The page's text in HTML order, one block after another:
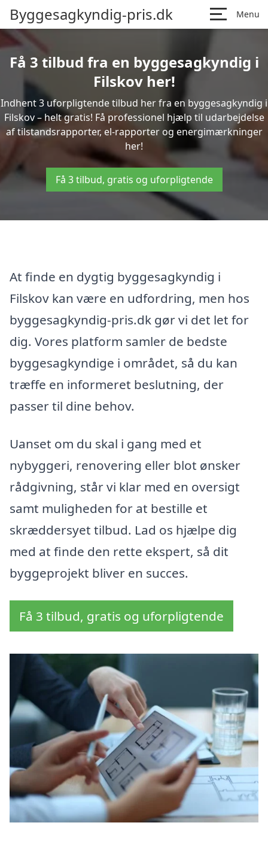
Byggesagkyndig-pris.dk Menu
Få 3 tilbud fra en byggesagkyndig i
Filskov her!
Indhent 3 uforpligtende tilbud her fra en byggesagkyndig i
Filskov – helt gratis! Få professionel hjælp til udarbejdelse
af tilstandsrapporter, el-rapporter og energimærkninger
her!
Få 3 tilbud, gratis og uforpligtende
At finde en dygtig byggesagkyndig i
Filskov kan være en udfordring, men hos
byggesagkyndig-pris.dk gør vi det let for
dig. Vores platform samler de bedste
byggesagkyndige i området, så du kan
træffe en informeret beslutning, der
passer til dine behov.
Uanset om du skal i gang med et
nybyggeri, renovering eller blot ønsker
rådgivning, står vi klar med en oversigt
samt muligheden for at bestille et
skræddersyet tilbud. Lad os hjælpe dig
med at finde den rette ekspert, så dit
byggeprojekt bliver en succes.
Få 3 tilbud, gratis og uforpligtende